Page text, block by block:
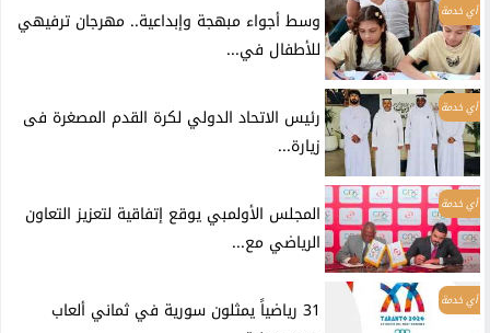
أي خدمة
وسط أجواء مبهجة وإبداعية.. مهرجان ترفيهي
للأطفال في...
أي خدمة
رئيس الاتحاد الدولي لكرة القدم المصغرة فى
زيارة...
أي خدمة
المجلس الأولمبي يوقع إتفاقية لتعزيز التعاون
الرياضي مع...
أي خدمة
31 رياضياً يمثلون سورية في ثماني ألعاب